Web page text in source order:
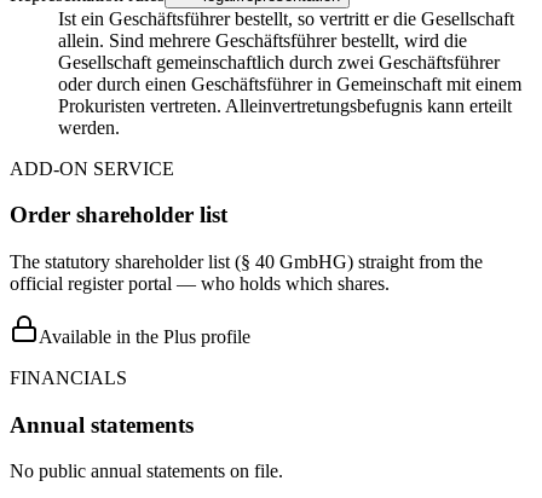
Ist ein Geschäftsführer bestellt, so vertritt er die Gesellschaft
allein. Sind mehrere Geschäftsführer bestellt, wird die
Gesellschaft gemeinschaftlich durch zwei Geschäftsführer
oder durch einen Geschäftsführer in Gemeinschaft mit einem
Prokuristen vertreten. Alleinvertretungsbefugnis kann erteilt
werden.
ADD-ON SERVICE
Order shareholder list
The statutory shareholder list (§ 40 GmbHG) straight from the
official register portal — who holds which shares.
Available in the Plus profile
FINANCIALS
Annual statements
No public annual statements on file.